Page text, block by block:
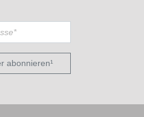
abonnieren¹